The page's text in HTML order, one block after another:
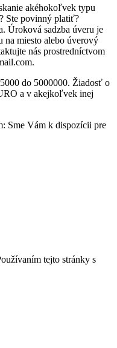
akéhokoľvek typu
Ste povinný platiť?
Úroková sadzba úveru je
na miesto alebo úverový
nás prostredníctvom
do 5000000. Žiadosť o
a v akejkoľvek inej
Sme Vám k dispozícii pre
tejto stránky s